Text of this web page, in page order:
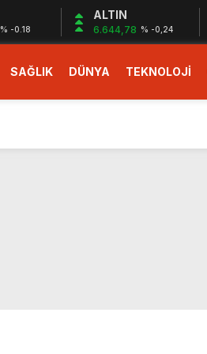
% -0.18
ALTIN
6.644,78 % -0,24
SAĞLIK DÜNYA TEKNOLOJİ